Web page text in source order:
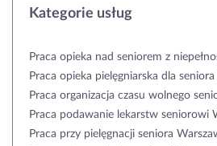
Kategorie usług
Praca opieka nad seniorem z
Praca opieka pielęgniarska dla
Praca organizacja czasu wolnego
Praca podawanie lekarstw seniorowi
Praca przy pielęgnacji seniora